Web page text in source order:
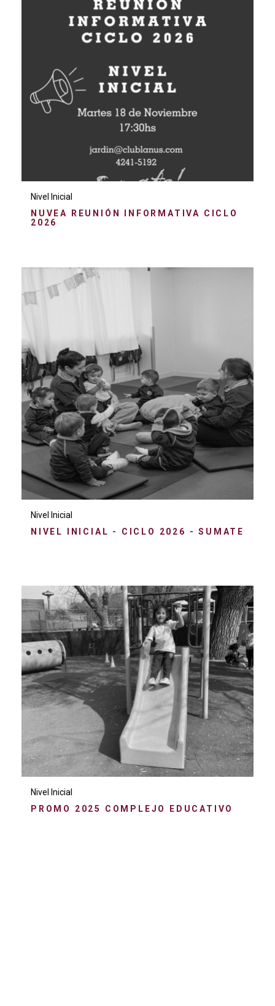
Nivel Inicial
NUVEA REUNIÓN INFORMATIVA CICLO
2026
Nivel Inicial
NIVEL INICIAL - CICLO 2026 - SUMATE
Nivel Inicial
PROMO 2025 COMPLEJO EDUCATIVO